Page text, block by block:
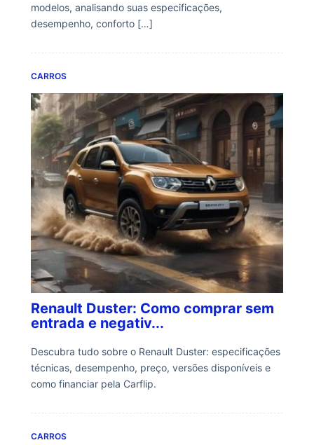
modelos, analisando suas especificações,
desempenho, conforto […]
CARROS
Renault Duster: Como comprar sem
entrada e negativ...
Descubra tudo sobre o Renault Duster: especificações
técnicas, desempenho, preço, versões disponíveis e
como financiar pela Carflip.
CARROS